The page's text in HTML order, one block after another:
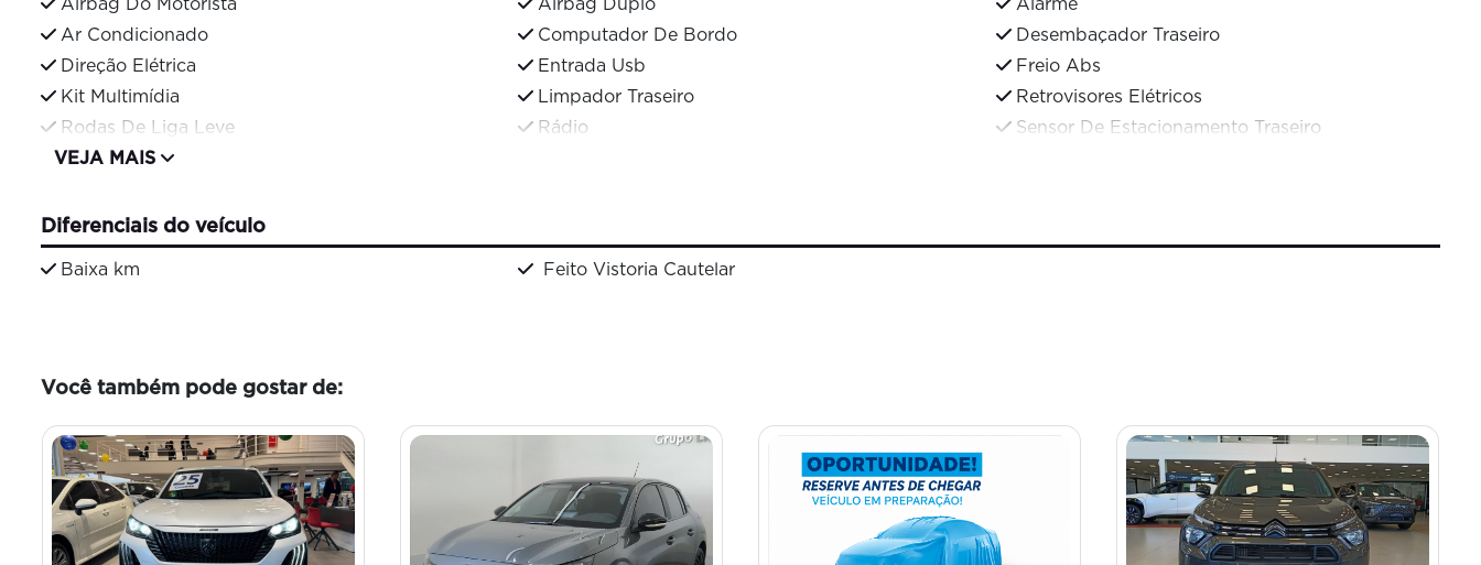
Ar Condicionado
Computador De Bordo
Desembaçador Traseiro
Direção Elétrica
Entrada Usb
Freio Abs
Kit Multimídia
Limpador Traseiro
Retrovisores Elétricos
Rodas De Liga Leve
Rádio
Sensor De Estacionamento Traseiro
VEJA MAIS
Diferenciais do veículo
Baixa km Feito Vistoria Cautelar
Você também pode gostar de: